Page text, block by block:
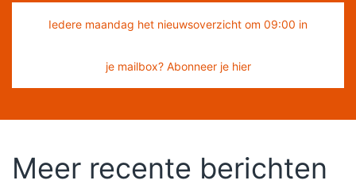
Iedere maandag het nieuwsoverzicht om 09:00 in
je mailbox? Abonneer je hier
Meer recente berichten